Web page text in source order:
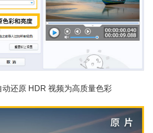
动还原 HDR 视频为高质量色彩